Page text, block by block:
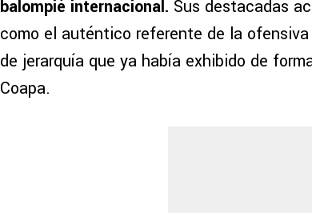
balompié internacional. Sus destacadas
como el auténtico referente de la
de jerarquía que ya había exhibido de
Coapa.